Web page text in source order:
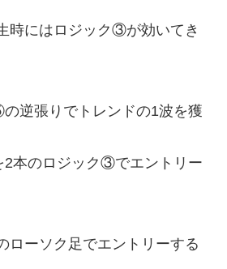
時にはロジック③が効いてき
逆張りでトレンドの1波を獲
2本のロジック③でエントリー
ローソク足でエントリーする